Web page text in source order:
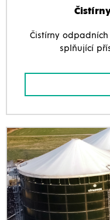
Čistírny odpadních
splňující